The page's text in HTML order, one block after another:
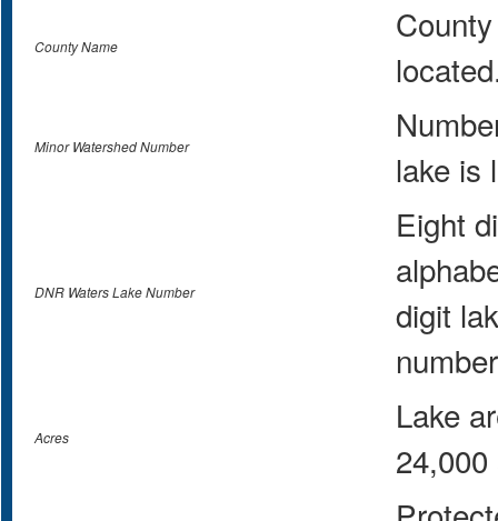
County Name
Minor Watershed Number
lake is
DNR Waters Lake Number
Eight
digit
Acres
Lake